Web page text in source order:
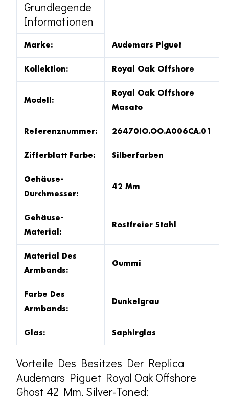
Grundlegende
Informationen
Marke: Audemars Piguet
Kollektion: Royal Oak Offshore
Modell:
Royal Oak Offshore
Masato
Referenznummer: 26470IO.OO.A006CA.01
Zifferblatt Farbe: Silberfarben
Gehäuse-
Durchmesser:
42 Mm
Gehäuse-
Material:
Rostfreier Stahl
Material Des
Armbands:
Gummi
Farbe Des
Armbands:
Dunkelgrau
Glas: Saphirglas
Vorteile Des Besitzes Der Replica
Audemars Piguet Royal Oak Offshore
Ghost 42 Mm, Silver-Toned: